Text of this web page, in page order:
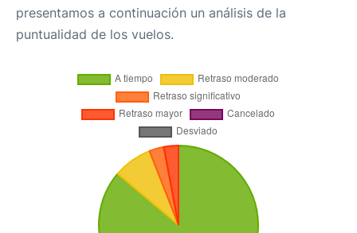
presentamos a continuación un análisis de la
puntualidad de los vuelos.